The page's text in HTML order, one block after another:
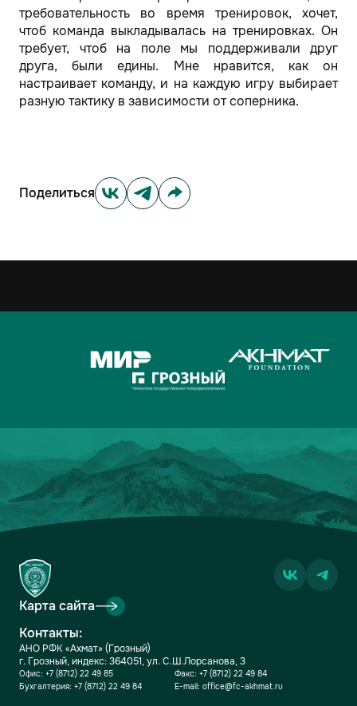
требовательность во время тренировок, хочет,
чтоб команда выкладывалась на тренировках. Он
требует, чтоб на поле мы поддерживали друг
друга, были едины. Мне нравится, как он
настраивает команду, и на каждую игру выбирает
разную тактику в зависимости от соперника.
Поделиться
Карта сайта
Контакты:
АНО РФК «Ахмат» (Грозный)
г. Грозный, индекс: 364051, ул. С.Ш.Лорсанова, 3
Офис: +7 (8712) 22 49 85
Бухгалтерия: +7 (8712) 22 49 84
Факс: +7 (8712) 22 49 84
E-mail: office@fc-akhmat.ru